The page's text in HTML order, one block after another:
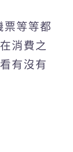
等等都
消費之
有沒有